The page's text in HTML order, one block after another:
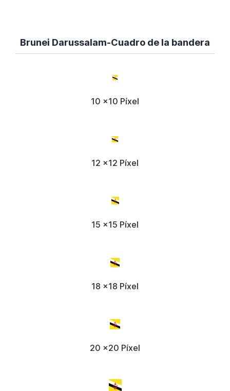
Brunei Darussalam-Cuadro de la bandera
10 x10 Píxel
12 x12 Píxel
15 x15 Píxel
18 x18 Píxel
20 x20 Píxel